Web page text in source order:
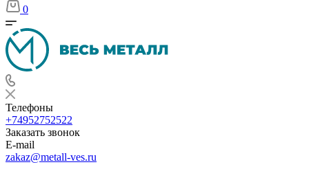
0
Телефоны
+74952752522
Заказать звонок
E-mail
zakaz@metall-ves.ru